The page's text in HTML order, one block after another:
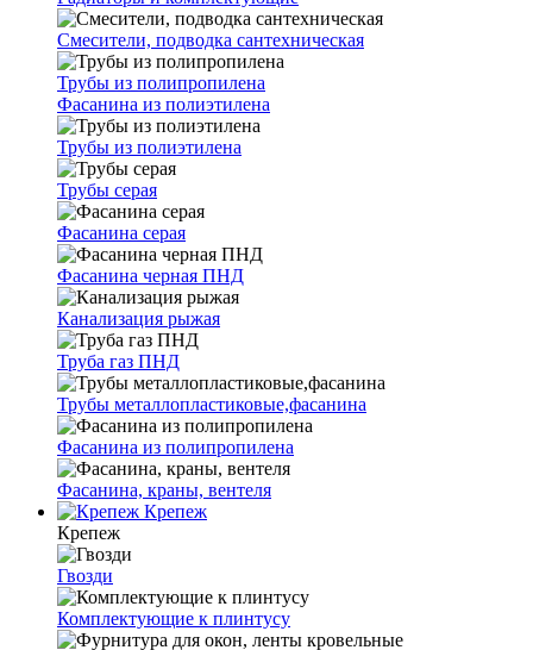
Смесители, подводка сантехническая
Трубы из полипропилена
Фасанина из полиэтилена
Трубы из полиэтилена
Трубы серая
Фасанина серая
Фасанина черная ПНД
Канализация рыжая
Труба газ ПНД
Трубы металлопластиковые,фасанина
Фасанина из полипропилена
Фасанина, краны, вентеля
Крепеж
Крепеж
Гвозди
Комплектующие к плинтусу